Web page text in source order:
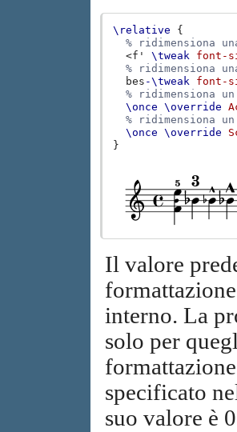
\relative
{
% ridimensiona
<f' \tweak font-
% ridimensiona
bes -\tweak font-
% ridimensiona
\once
\override
% ridimensiona
\once
\override
}
Il valore
interno. La
solo per
specificato
suo valore è